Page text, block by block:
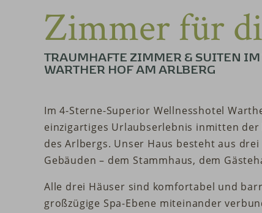
Zimmer für
TRAUMHAFTE ZIMMER & SUITEN IM
WARTHER HOF AM ARLBERG
Im 4-Sterne-Superior Wellnesshotel
einzigartiges Urlaubserlebnis inmitten
des Arlbergs. Unser Haus besteht aus
Gebäuden – dem Stammhaus, dem
Alle drei Häuser sind komfortabel und
großzügige Spa-Ebene miteinander